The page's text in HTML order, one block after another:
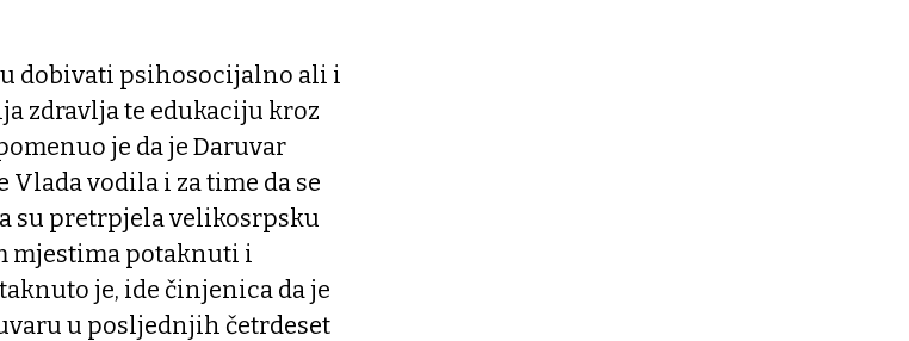
dobivati psihosocijalno ali i
zdravlja te edukaciju kroz
je da je Daruvar
Vlada vodila i za time da se
su pretrpjela velikosrpsku
mjestima potaknuti i
je, ide činjenica da je
u posljednjih četrdeset